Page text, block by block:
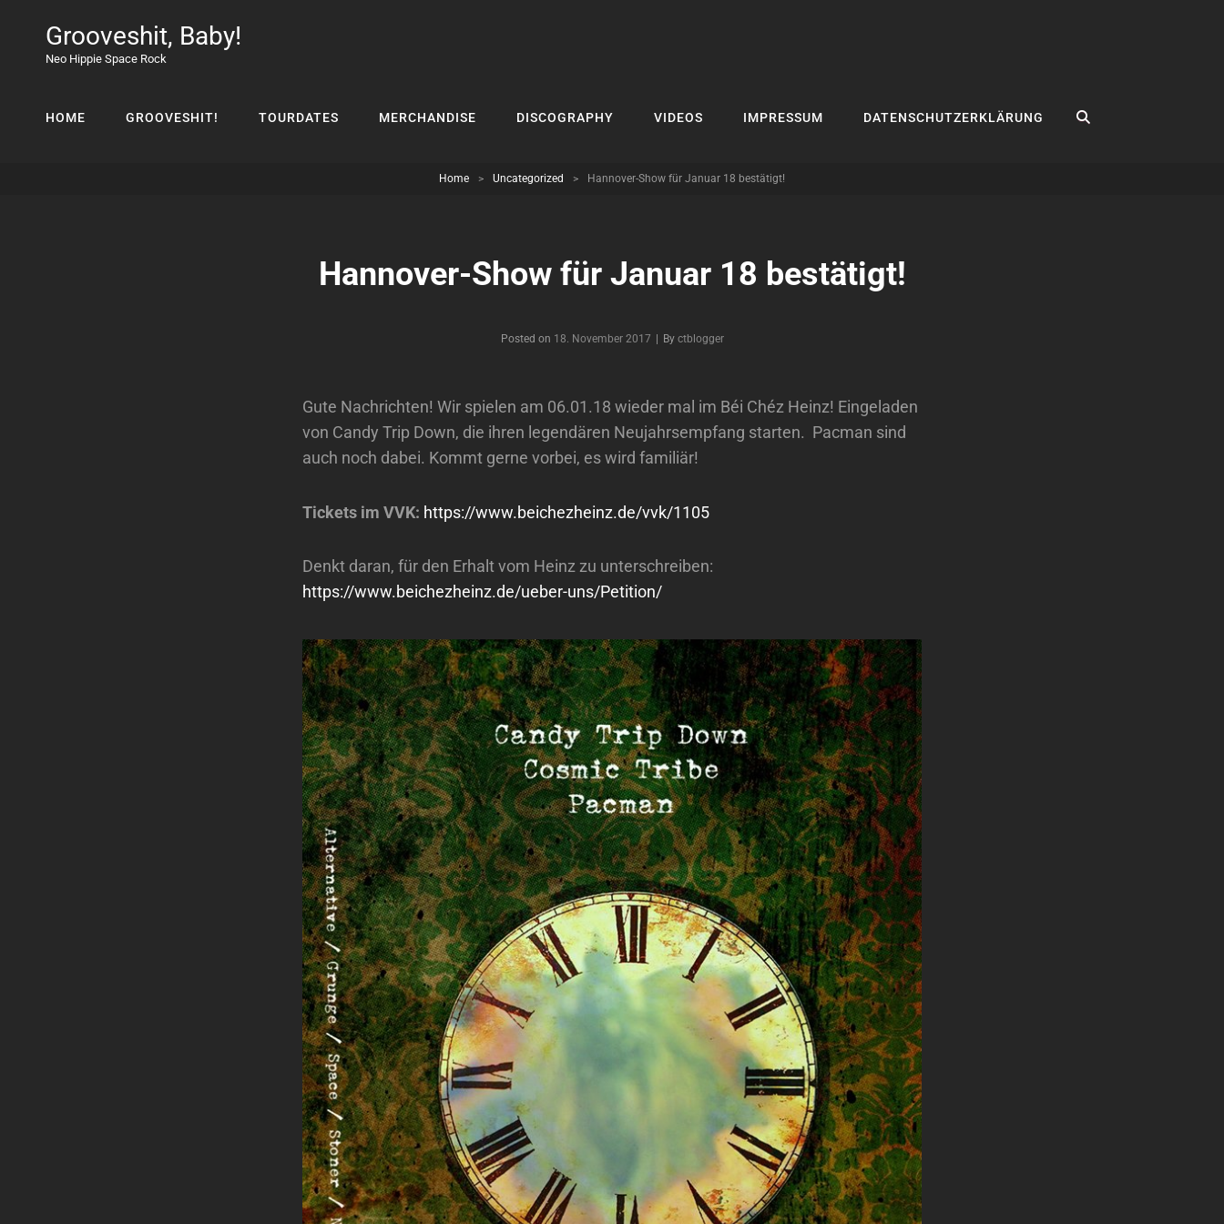
Grooveshit, Baby!
Neo Hippie Space Rock
HOME GROOVESHIT! TOURDATES MERCHANDISE DISCOGRAPHY VIDEOS IMPRESSUM DATENSCHUTZERKLÄRUNG
Home > Uncategorized > Hannover-Show für Januar 18 bestätigt!
Hannover-Show für Januar 18 bestätigt!
Posted on 18. November 2017 By Byline
ctblogger
Gute Nachrichten! Wir spielen am 06.01.18 wieder mal im Béi Chéz Heinz! Eingeladen
von Candy Trip Down, die ihren legendären Neujahrsempfang starten. Pacman sind
auch noch dabei. Kommt gerne vorbei, es wird familiär!
Tickets im VVK: https://www.beichezheinz.de/vvk/1105
Denkt daran, für den Erhalt vom Heinz zu unterschreiben:
https://www.beichezheinz.de/ueber-uns/Petition/